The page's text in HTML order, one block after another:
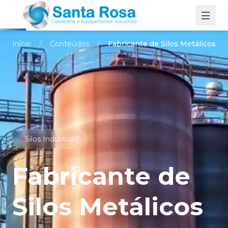
Início / Conteúdos / Fabricante de Silos Metálicos
Silos Industriais
Fabricante de
Silos Metálicos